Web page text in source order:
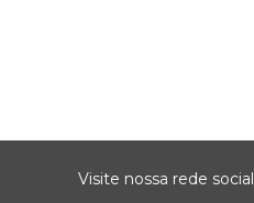
Visite nossa rede social